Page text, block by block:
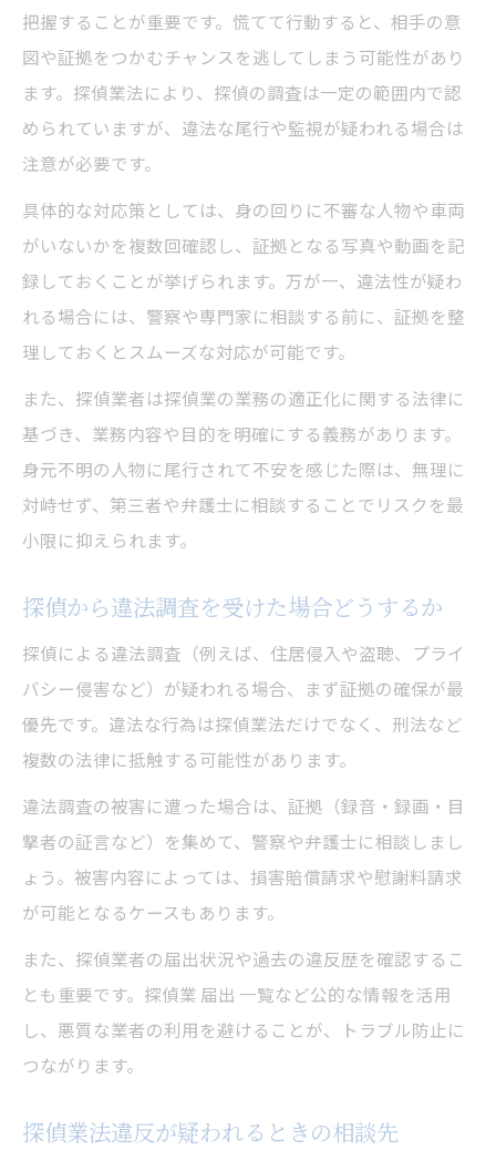
把握することが重要です。慌てて行動すると、相手の意
図や証拠をつかむチャンスを逃してしまう可能性があり
ます。探偵業法により、探偵の調査は一定の範囲内で認
められていますが、違法な尾行や監視が疑われる場合は
注意が必要です。
具体的な対応策としては、身の回りに不審な人物や車両
がいないかを複数回確認し、証拠となる写真や動画を記
録しておくことが挙げられます。万が一、違法性が疑わ
れる場合には、警察や専門家に相談する前に、証拠を整
理しておくとスムーズな対応が可能です。
また、探偵業者は探偵業の業務の適正化に関する法律に
基づき、業務内容や目的を明確にする義務があります。
身元不明の人物に尾行されて不安を感じた際は、無理に
対峙せず、第三者や弁護士に相談することでリスクを最
小限に抑えられます。
探偵から違法調査を受けた場合どうするか
探偵による違法調査（例えば、住居侵入や盗聴、プライ
バシー侵害など）が疑われる場合、まず証拠の確保が最
優先です。違法な行為は探偵業法だけでなく、刑法など
複数の法律に抵触する可能性があります。
違法調査の被害に遭った場合は、証拠（録音・録画・目
撃者の証言など）を集めて、警察や弁護士に相談しまし
ょう。被害内容によっては、損害賠償請求や慰謝料請求
が可能となるケースもあります。
また、探偵業者の届出状況や過去の違反歴を確認するこ
とも重要です。探偵業 届出 一覧など公的な情報を活用
し、悪質な業者の利用を避けることが、トラブル防止に
つながります。
探偵業法違反が疑われるときの相談先